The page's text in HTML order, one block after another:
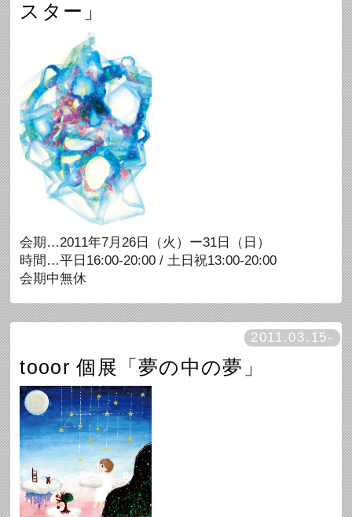
スター」
会期…2011年7月26日（火）ー31日（日）
時間…平日16:00-20:00 / 土日祝13:00-20:00
会期中無休
2011.03.15-
tooor 個展「夢の中の夢」